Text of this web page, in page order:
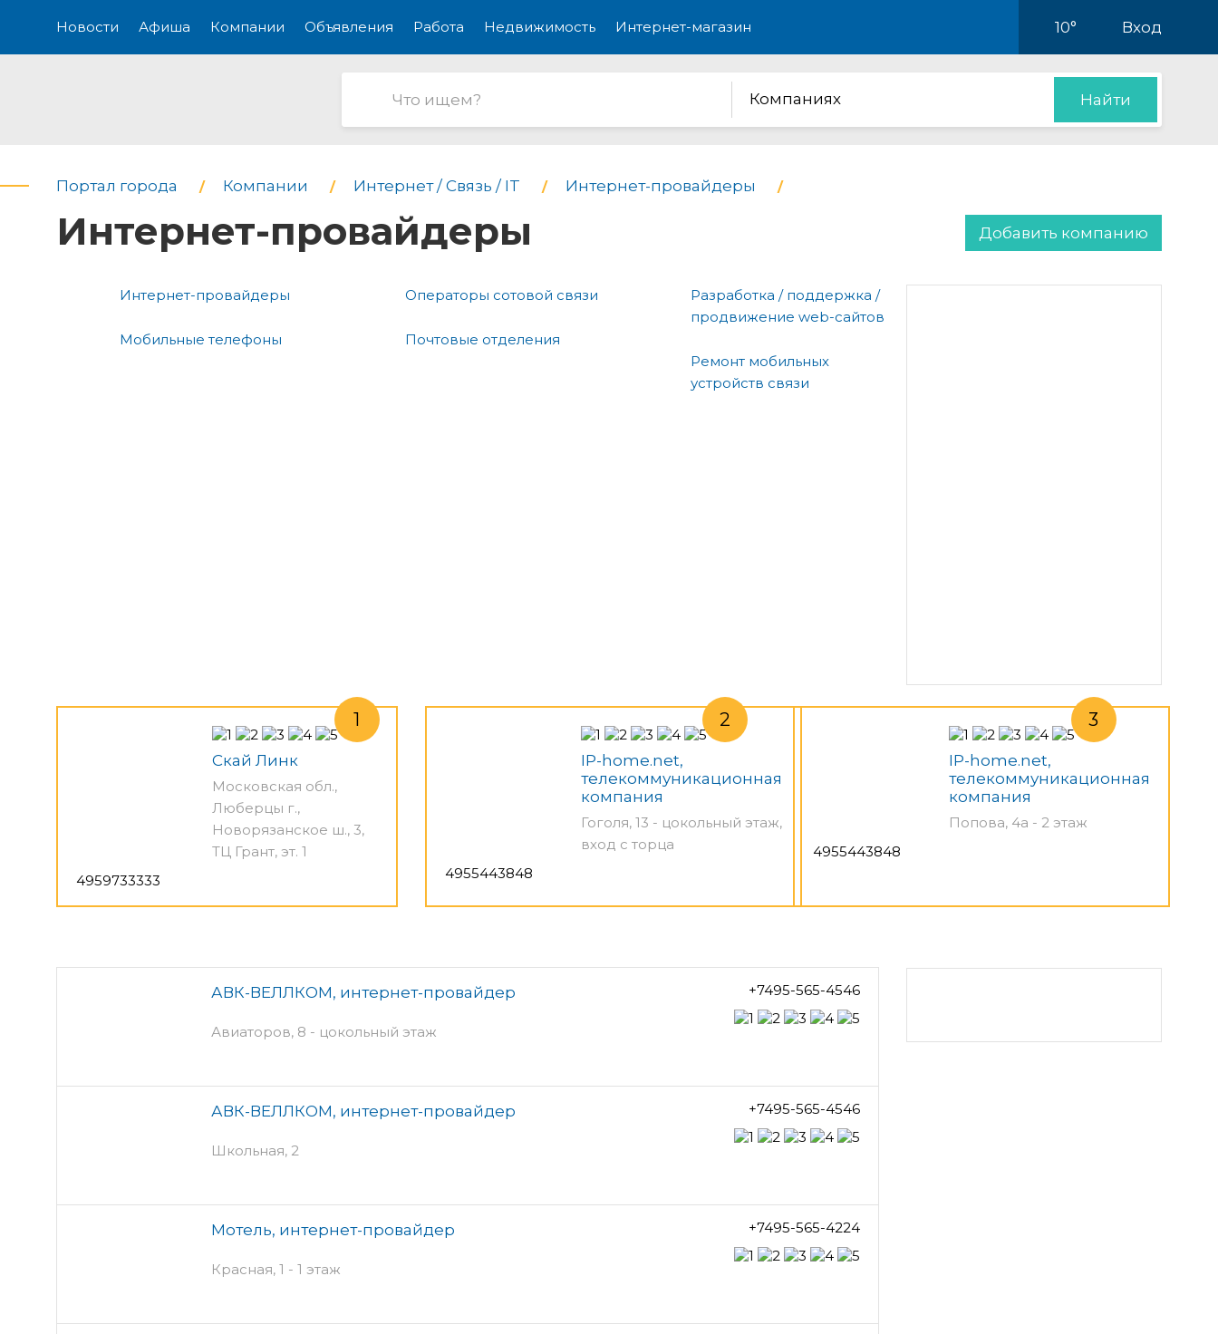
Новости Афиша Компании Объявления Работа Недвижимость Интернет-магазин 10° Вход
Компаниях Найти
Портал города Компании Интернет / Связь / IT Интернет-провайдеры
Интернет-провайдеры Добавить компанию
Интернет-провайдеры
Мобильные телефоны
Операторы сотовой связи
Почтовые отделения
Разработка / поддержка /
продвижение web-сайтов
Ремонт мобильных
устройств связи
Скай Линк
Московская обл.,
Люберцы г.,
Новорязанское ш., 3,
ТЦ Грант, эт. 1
4959733333
IP-home.net,
телекоммуникационная
компания
Гоголя, 13 - цокольный этаж,
вход с торца
4955443848
IP-home.net,
телекоммуникационная
компания
Попова, 4а - 2 этаж
4955443848
АВК-ВЕЛЛКОМ, интернет-провайдер
Авиаторов, 8 - цокольный этаж
+7495-565-4546
АВК-ВЕЛЛКОМ, интернет-провайдер
Школьная, 2
+7495-565-4546
Мотель, интернет-провайдер
Красная, 1 - 1 этаж
+7495-565-4224